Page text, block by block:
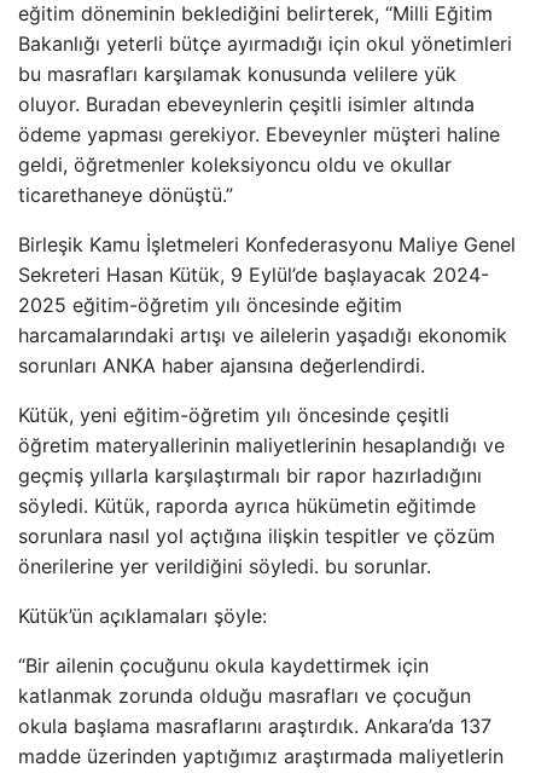
eğitim döneminin beklediğini belirterek, “Milli Eğitim
Bakanlığı yeterli bütçe ayırmadığı için okul yönetimleri
bu masrafları karşılamak konusunda velilere yük
oluyor. Buradan ebeveynlerin çeşitli isimler altında
ödeme yapması gerekiyor. Ebeveynler müşteri haline
geldi, öğretmenler koleksiyoncu oldu ve okullar
ticarethaneye dönüştü.”
Birleşik Kamu İşletmeleri Konfederasyonu Maliye Genel
Sekreteri Hasan Kütük, 9 Eylül’de başlayacak 2024-
2025 eğitim-öğretim yılı öncesinde eğitim
harcamalarındaki artışı ve ailelerin yaşadığı ekonomik
sorunları ANKA haber ajansına değerlendirdi.
Kütük, yeni eğitim-öğretim yılı öncesinde çeşitli
öğretim materyallerinin maliyetlerinin hesaplandığı ve
geçmiş yıllarla karşılaştırmalı bir rapor hazırladığını
söyledi. Kütük, raporda ayrıca hükümetin eğitimde
sorunlara nasıl yol açtığına ilişkin tespitler ve çözüm
önerilerine yer verildiğini söyledi. bu sorunlar.
Kütük’ün açıklamaları şöyle:
“Bir ailenin çocuğunu okula kaydettirmek için
katlanmak zorunda olduğu masrafları ve çocuğun
okula başlama masraflarını araştırdık. Ankara’da 137
madde üzerinden yaptığımız araştırmada maliyetlerin